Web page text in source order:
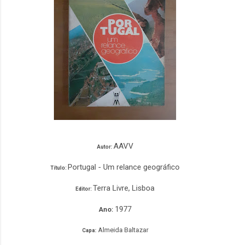
Autor: AAVV
Título: Portugal - Um relance geográfico
Editor: Terra Livre, Lisboa
Ano: 1977
Capa: Almeida Baltazar